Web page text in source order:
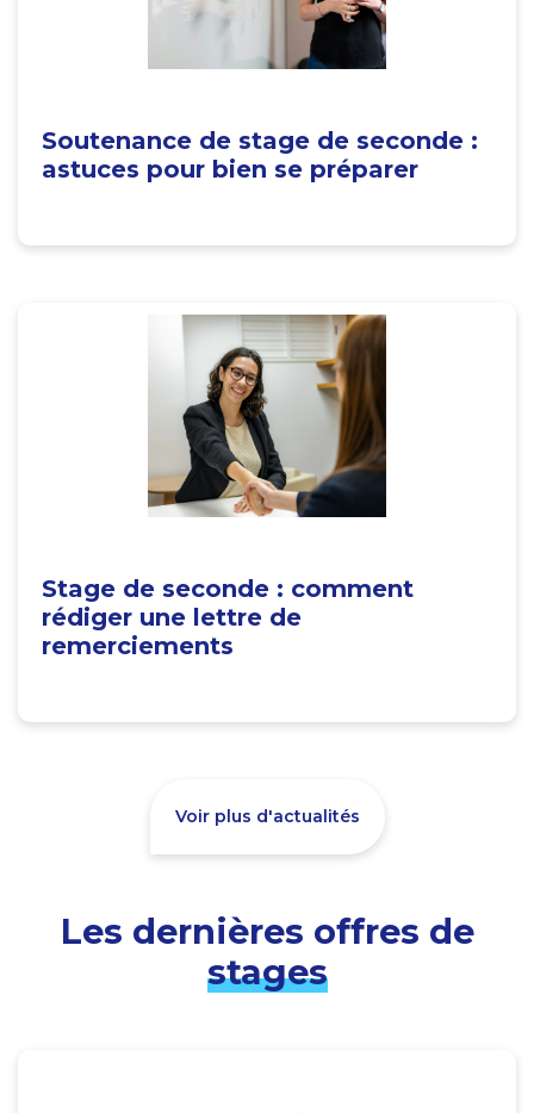
Soutenance de stage de seconde :
astuces pour bien se préparer
Stage de seconde : comment
rédiger une lettre de
remerciements
Voir plus d'actualités
Les dernières offres de
stages